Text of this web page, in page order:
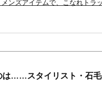
ンズアイテムで、こなれトラ
は……スタイリスト・石毛